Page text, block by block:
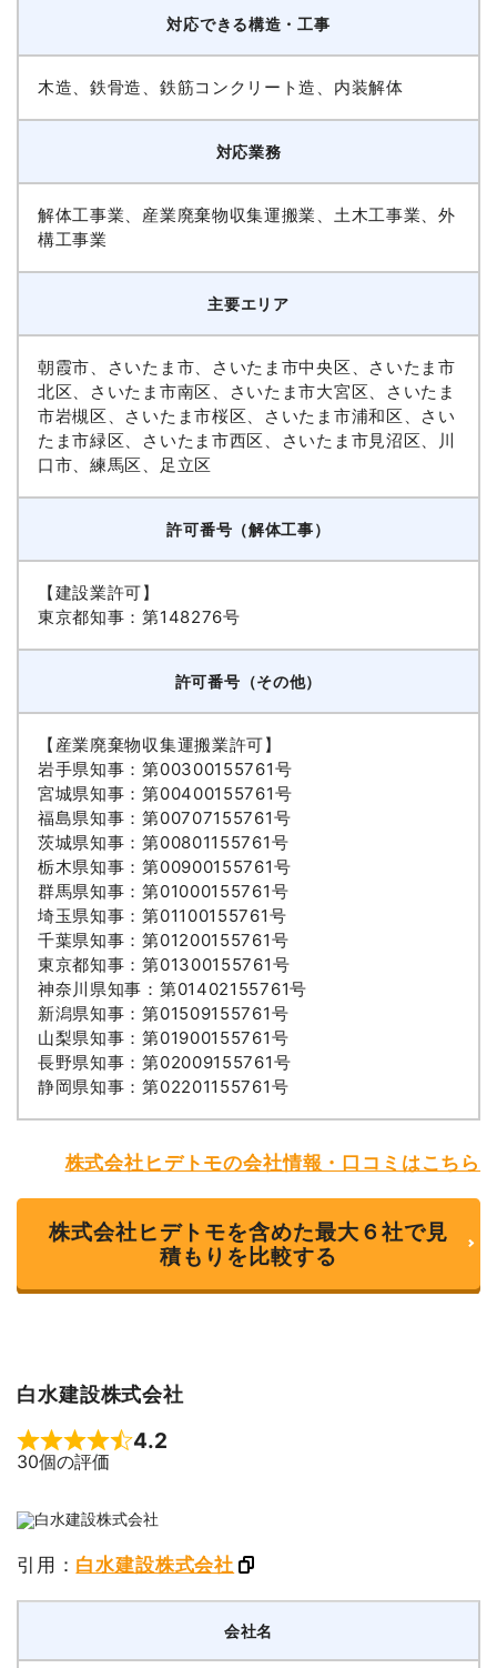
対応できる構造・工事
木造、鉄骨造、鉄筋コンクリート造、内装解体
対応業務
解体工事業、産業廃棄物収集運搬業、土木工事業、外
構工事業
主要エリア
朝霞市、さいたま市、さいたま市中央区、さいたま市
北区、さいたま市南区、さいたま市大宮区、さいたま
市岩槻区、さいたま市桜区、さいたま市浦和区、さい
たま市緑区、さいたま市西区、さいたま市見沼区、川
口市、練馬区、足立区
許可番号（解体工事）
【建設業許可】
東京都知事：第148276号
許可番号（その他）
【産業廃棄物収集運搬業許可】
岩手県知事：第00300155761号
宮城県知事：第00400155761号
福島県知事：第00707155761号
茨城県知事：第00801155761号
栃木県知事：第00900155761号
群馬県知事：第01000155761号
埼玉県知事：第01100155761号
千葉県知事：第01200155761号
東京都知事：第01300155761号
神奈川県知事：第01402155761号
新潟県知事：第01509155761号
山梨県知事：第01900155761号
長野県知事：第02009155761号
静岡県知事：第02201155761号
株式会社ヒデトモの会社情報・口コミはこちら
株式会社ヒデトモを含めた最大６社で見
積もりを比較する
白水建設株式会社
Rated 4.2 out of 5
4.2
30個の評価
引用： 白水建設株式会社
会社名